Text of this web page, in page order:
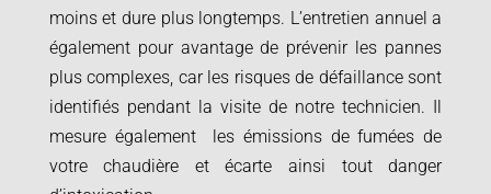
moins et dure plus longtemps. L’entretien annuel a
également pour avantage de prévenir les pannes
plus complexes, car les risques de défaillance sont
identifiés pendant la visite de notre technicien. Il
mesure également les émissions de fumées de
votre chaudière et écarte ainsi tout danger